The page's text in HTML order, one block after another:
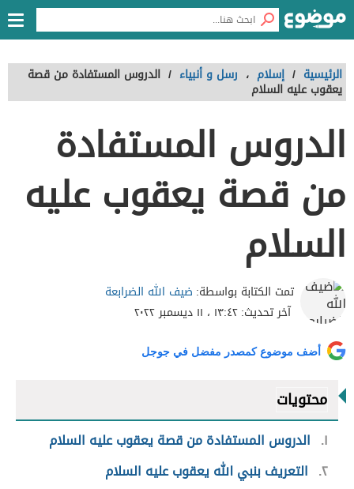
الرئيسية / إسلام ، رسل و أنبياء / الدروس المستفادة من قصة
يعقوب عليه السلام
الدروس المستفادة
من قصة يعقوب عليه
السلام
تمت الكتابة بواسطة: ضيف الله الضرابعة
آخر تحديث:١٣:٤٢ ، ١١ ديسمبر ٢٠٢٢
أضف موضوع كمصدر مفضل في جوجل
محتويات
١
الدروس المستفادة من قصة يعقوب عليه السلام
٢ التعريف بنبي الله يعقوب عليه السلام